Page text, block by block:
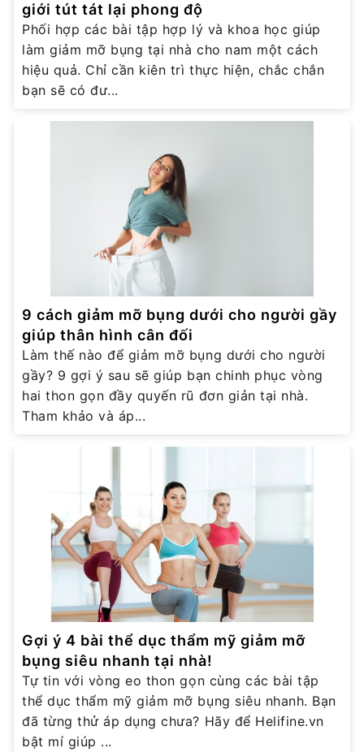
giới tút tát lại phong độ
Phối hợp các bài tập hợp lý và khoa học giúp
làm giảm mỡ bụng tại nhà cho nam một cách
hiệu quả. Chỉ cần kiên trì thực hiện, chắc chắn
bạn sẽ có đư...
9 cách giảm mỡ bụng dưới cho người gầy
giúp thân hình cân đối
Làm thế nào để giảm mỡ bụng dưới cho người
gầy? 9 gợi ý sau sẽ giúp bạn chinh phục vòng
hai thon gọn đầy quyến rũ đơn giản tại nhà.
Tham khảo và áp...
Gợi ý 4 bài thể dục thẩm mỹ giảm mỡ
bụng siêu nhanh tại nhà!
Tự tin với vòng eo thon gọn cùng các bài tập
thể dục thẩm mỹ giảm mỡ bụng siêu nhanh. Bạn
đã từng thử áp dụng chưa? Hãy để Helifine.vn
bật mí giúp ...